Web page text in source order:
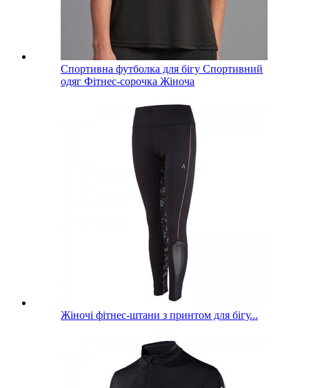
Спортивна футболка для бігу Спортивний
одяг Фітнес-сорочка Жіноча
Жіночі фітнес-штани з принтом для бігу...